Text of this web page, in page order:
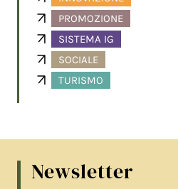
PROMOZIONE
SISTEMA IG
SOCIALE
TURISMO
Newsletter